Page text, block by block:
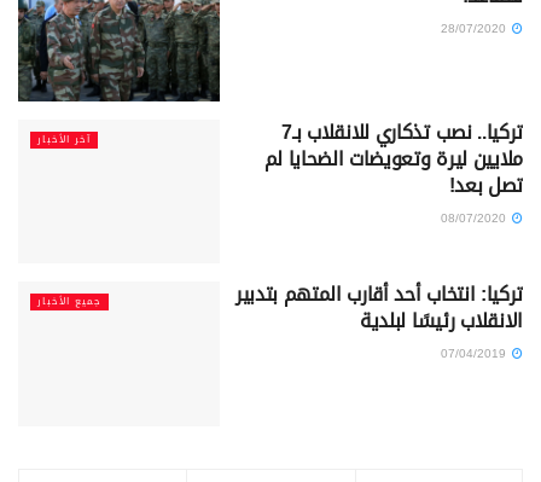
آخر الأخبار تركيا.. نصب تذكاري للانقلاب بـ7
ملايين ليرة وتعويضات الضحايا لم
تصل بعد!
جميع الأخبار تركيا: انتخاب أحد أقارب المتهم بتدبير
الانقلاب رئيسًا لبلدية